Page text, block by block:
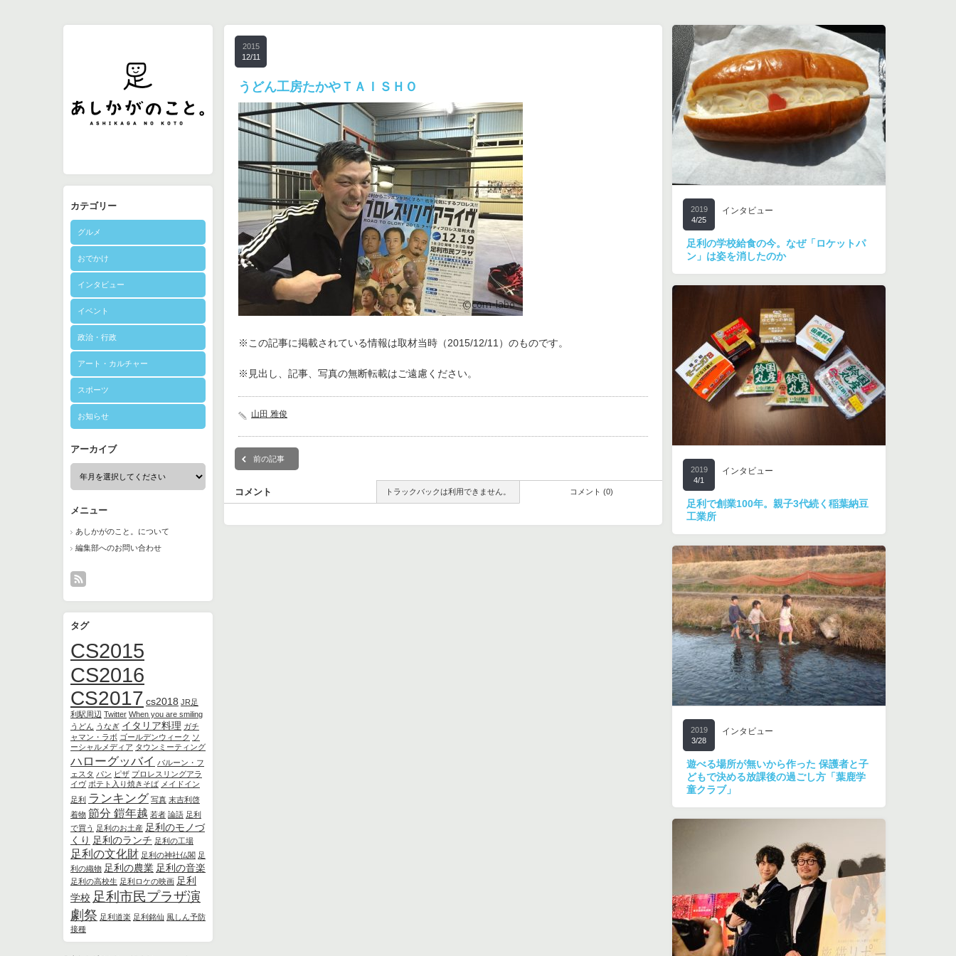
カテゴリー
グルメ
おでかけ
インタビュー
イベント
政治・行政
アート・カルチャー
スポーツ
お知らせ
アーカイブ
メニュー
あしかがのこと。について
編集部へのお問い合わせ
タグ
CS2015
CS2016
CS2017 cs2018 JR足
利駅周辺 Twitter When you are smiling
うどん うなぎ イタリア料理 ガチ
ャマン・ラボ ゴールデンウィーク ソ
ーシャルメディア タウンミーティング
ハローグッバイ バルーン・フ
ェスタ パン ピザ プロレスリングアラ
イヴ ポテト入り焼きそば メイドイン
足利 ランキング 写真 末吉利啓
着物 節分 鎧年越 若者 論語 足利
で買う 足利のお土産 足利のモノづ
くり 足利のランチ 足利の工場
足利の文化財 足利の神社仏閣 足
利の織物 足利の農業 足利の音楽
足利の高校生 足利ロケの映画 足利
学校 足利市民プラザ演
劇祭 足利道楽 足利銘仙 風しん予防
接種
2015
12/11
うどん工房たかやＴＡＩＳＨＯ
※この記事に掲載されている情報は取材当時（2015/12/11）のものです。
※見出し、記事、写真の無断転載はご遠慮ください。
山田 雅俊
前の記事
コメント トラックバックは利用できません。 コメント (0)
2019
4/25
インタビュー
足利の学校給食の今。なぜ「ロケットパ
ン」は姿を消したのか
2019
4/1
インタビュー
足利で創業100年。親子3代続く稲葉納豆
工業所
2019
3/28
インタビュー
遊べる場所が無いから作った 保護者と子
どもで決める放課後の過ごし方「葉鹿学
童クラブ」